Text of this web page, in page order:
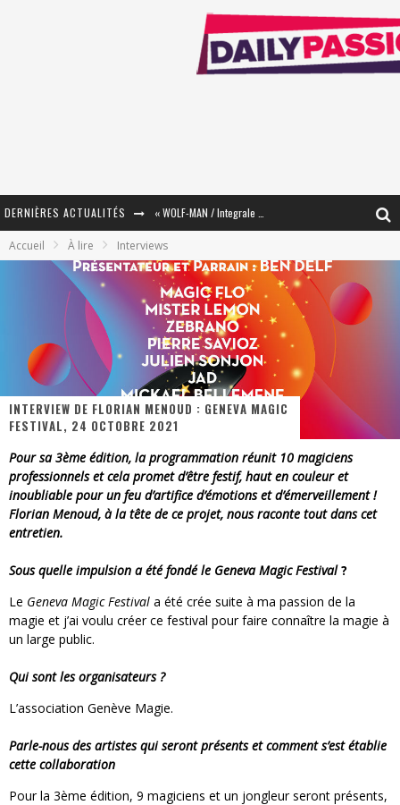
DERNIÈRES ACTUALITÉS
« Le Béton et le Bambou / Propositions pour Mayotte et le Monde. » - Améliorations !
Star Fox
PsyRiver 2026 : la magie revient sur les rives de l’Aar
« Dr Wertham / L’homme qui étudia les tueurs en série » - Un Métier à Risque !
Assassin's Creed Black Flag Resynced
« Damn Them All » - Un duo de Choc !
Yoshi and the mysterious book
Accueil À lire Interviews
INTERVIEW DE FLORIAN MENOUD : GENEVA MAGIC
FESTIVAL, 24 OCTOBRE 2021
Pour sa 3ème édition, la programmation réunit 10 magiciens
professionnels et cela promet d’être festif, haut en couleur et
inoubliable pour un feu d’artifice d’émotions et d’émerveillement !
Florian Menoud, à la tête de ce projet, nous raconte tout dans cet
entretien.
Sous quelle impulsion a été fondé le Geneva Magic Festival?
Le Geneva Magic Festival a été crée suite à ma passion de la
magie et j’ai voulu créer ce festival pour faire connaître la magie à
un large public.
Qui sont les organisateurs ?
L’association Genève Magie.
Parle-nous des artistes qui seront présents et comment s’est établie
cette collaboration
Pour la 3ème édition, 9 magiciens et un jongleur seront présents,